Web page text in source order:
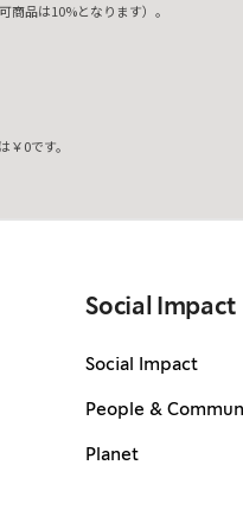
品は10%となります）。
0です。
Social Impact
Social Impact
People &
Planet